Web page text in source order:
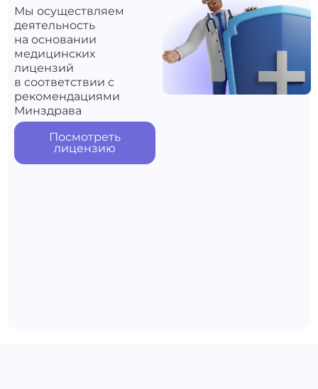
Мы осуществляем
деятельность
на основании
медицинских
лицензий
в соответствии с
рекомендациями
Минздрава
Посмотреть
лицензию